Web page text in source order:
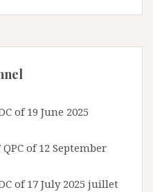
of 19 June 2025
of 12 September
of 17 July 2025 juillet